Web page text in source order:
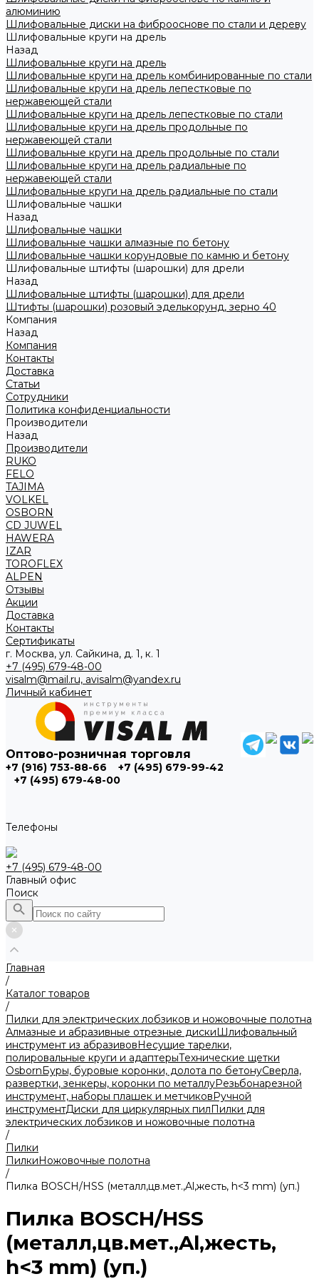
алюминию
Шлифовальные диски на фиброоснове по стали и дереву
Шлифовальные круги на дрель
Назад
Шлифовальные круги на дрель
Шлифовальные круги на дрель комбинированные по стали
Шлифовальные круги на дрель лепестковые по
нержавеющей стали
Шлифовальные круги на дрель лепестковые по стали
Шлифовальные круги на дрель продольные по
нержавеющей стали
Шлифовальные круги на дрель продольные по стали
Шлифовальные круги на дрель радиальные по
нержавеющей стали
Шлифовальные круги на дрель радиальные по стали
Шлифовальные чашки
Назад
Шлифовальные чашки
Шлифовальные чашки алмазные по бетону
Шлифовальные чашки корундовые по камню и бетону
Шлифовальные штифты (шарошки) для дрели
Назад
Шлифовальные штифты (шарошки) для дрели
Штифты (шарошки) розовый эделькорунд, зерно 40
Компания
Назад
Компания
Контакты
Доставка
Статьи
Сотрудники
Политика конфиденциальности
Производители
Назад
Производители
RUKO
FELO
TAJIMA
VOLKEL
OSBORN
CD JUWEL
HAWERA
IZAR
TOROFLEX
ALPEN
Отзывы
Акции
Доставка
Контакты
Сертификаты
г. Москва, ул. Сайкина, д. 1, к. 1
+7 (495) 679-48-00
visalm@mail.ru, avisalm@yandex.ru
Личный кабинет
Оптово-розничная торговля
+7 (916) 753-88-66
+7 (495) 679-99-42
+7 (495) 679-48-00
Телефоны
+7 (495) 679-48-00
Главный офис
Поиск
Главная
/
Каталог товаров
/
Пилки для электрических лобзиков и ножовочные полотна
Алмазные и абразивные отрезные дискиШлифовальный
инструмент из абразивовНесущие тарелки,
полировальные круги и адаптерыТехнические щетки
OsbornБуры, буровые коронки, долота по бетонуСверла,
развертки, зенкеры, коронки по металлуРезьбонарезной
инструмент, наборы плашек и метчиковРучной
инструментДиски для циркулярных пилПилки для
электрических лобзиков и ножовочные полотна
/
Пилки
ПилкиНожовочные полотна
/
Пилка BOSCH/HSS (металл,цв.мет.,Al,жесть, h<3 mm) (уп.)
Пилка BOSCH/HSS
(металл,цв.мет.,Al,жесть,
h<3 mm) (уп.)